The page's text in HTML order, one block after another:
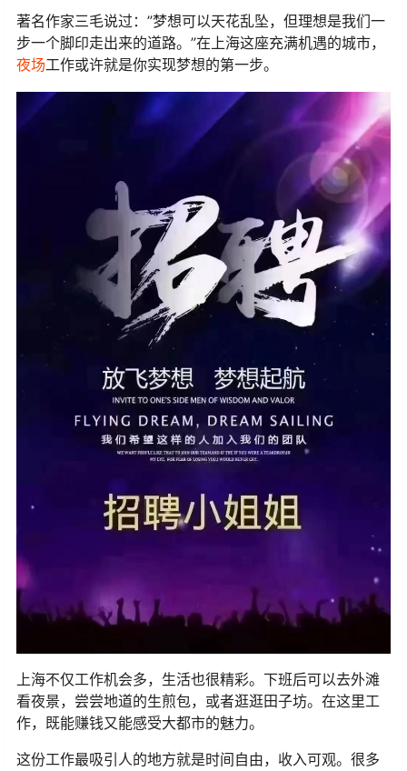
著名作家三毛说过：”梦想可以天花乱坠，但理想是我们一
步一个脚印走出来的道路。”在上海这座充满机遇的城市，
夜场工作或许就是你实现梦想的第一步。
上海不仅工作机会多，生活也很精彩。下班后可以去外滩
看夜景，尝尝地道的生煎包，或者逛逛田子坊。在这里工
作，既能赚钱又能感受大都市的魅力。
这份工作最吸引人的地方就是时间自由，收入可观。很多